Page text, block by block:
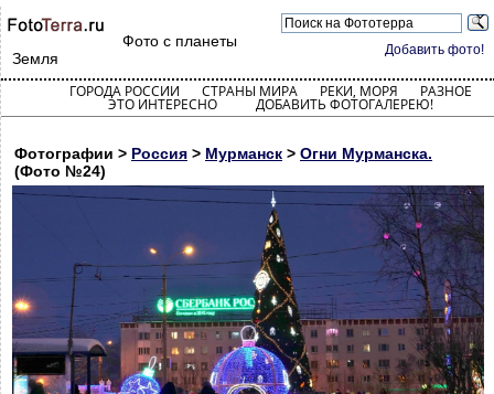
Добавить фото!
Фото с планеты
Земля
ГОРОДА РОССИИ СТРАНЫ МИРА РЕКИ, МОРЯ РАЗНОЕ
ЭТО ИНТЕРЕСНО ДОБАВИТЬ ФОТОГАЛЕРЕЮ!
Фотографии > Россия > Мурманск > Огни Мурманска.
(Фото №24)